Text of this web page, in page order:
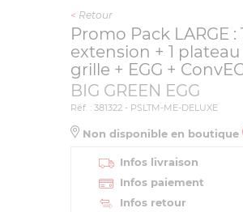
< Retour
Promo Pack LARGE
extension + 1
grille + EGG +
BIG GREEN EGG
Réf. : 381322 - PSLTM-ME-DELUXE
Non disponible en boutique
Infos livraison
Infos paiement
Infos retour